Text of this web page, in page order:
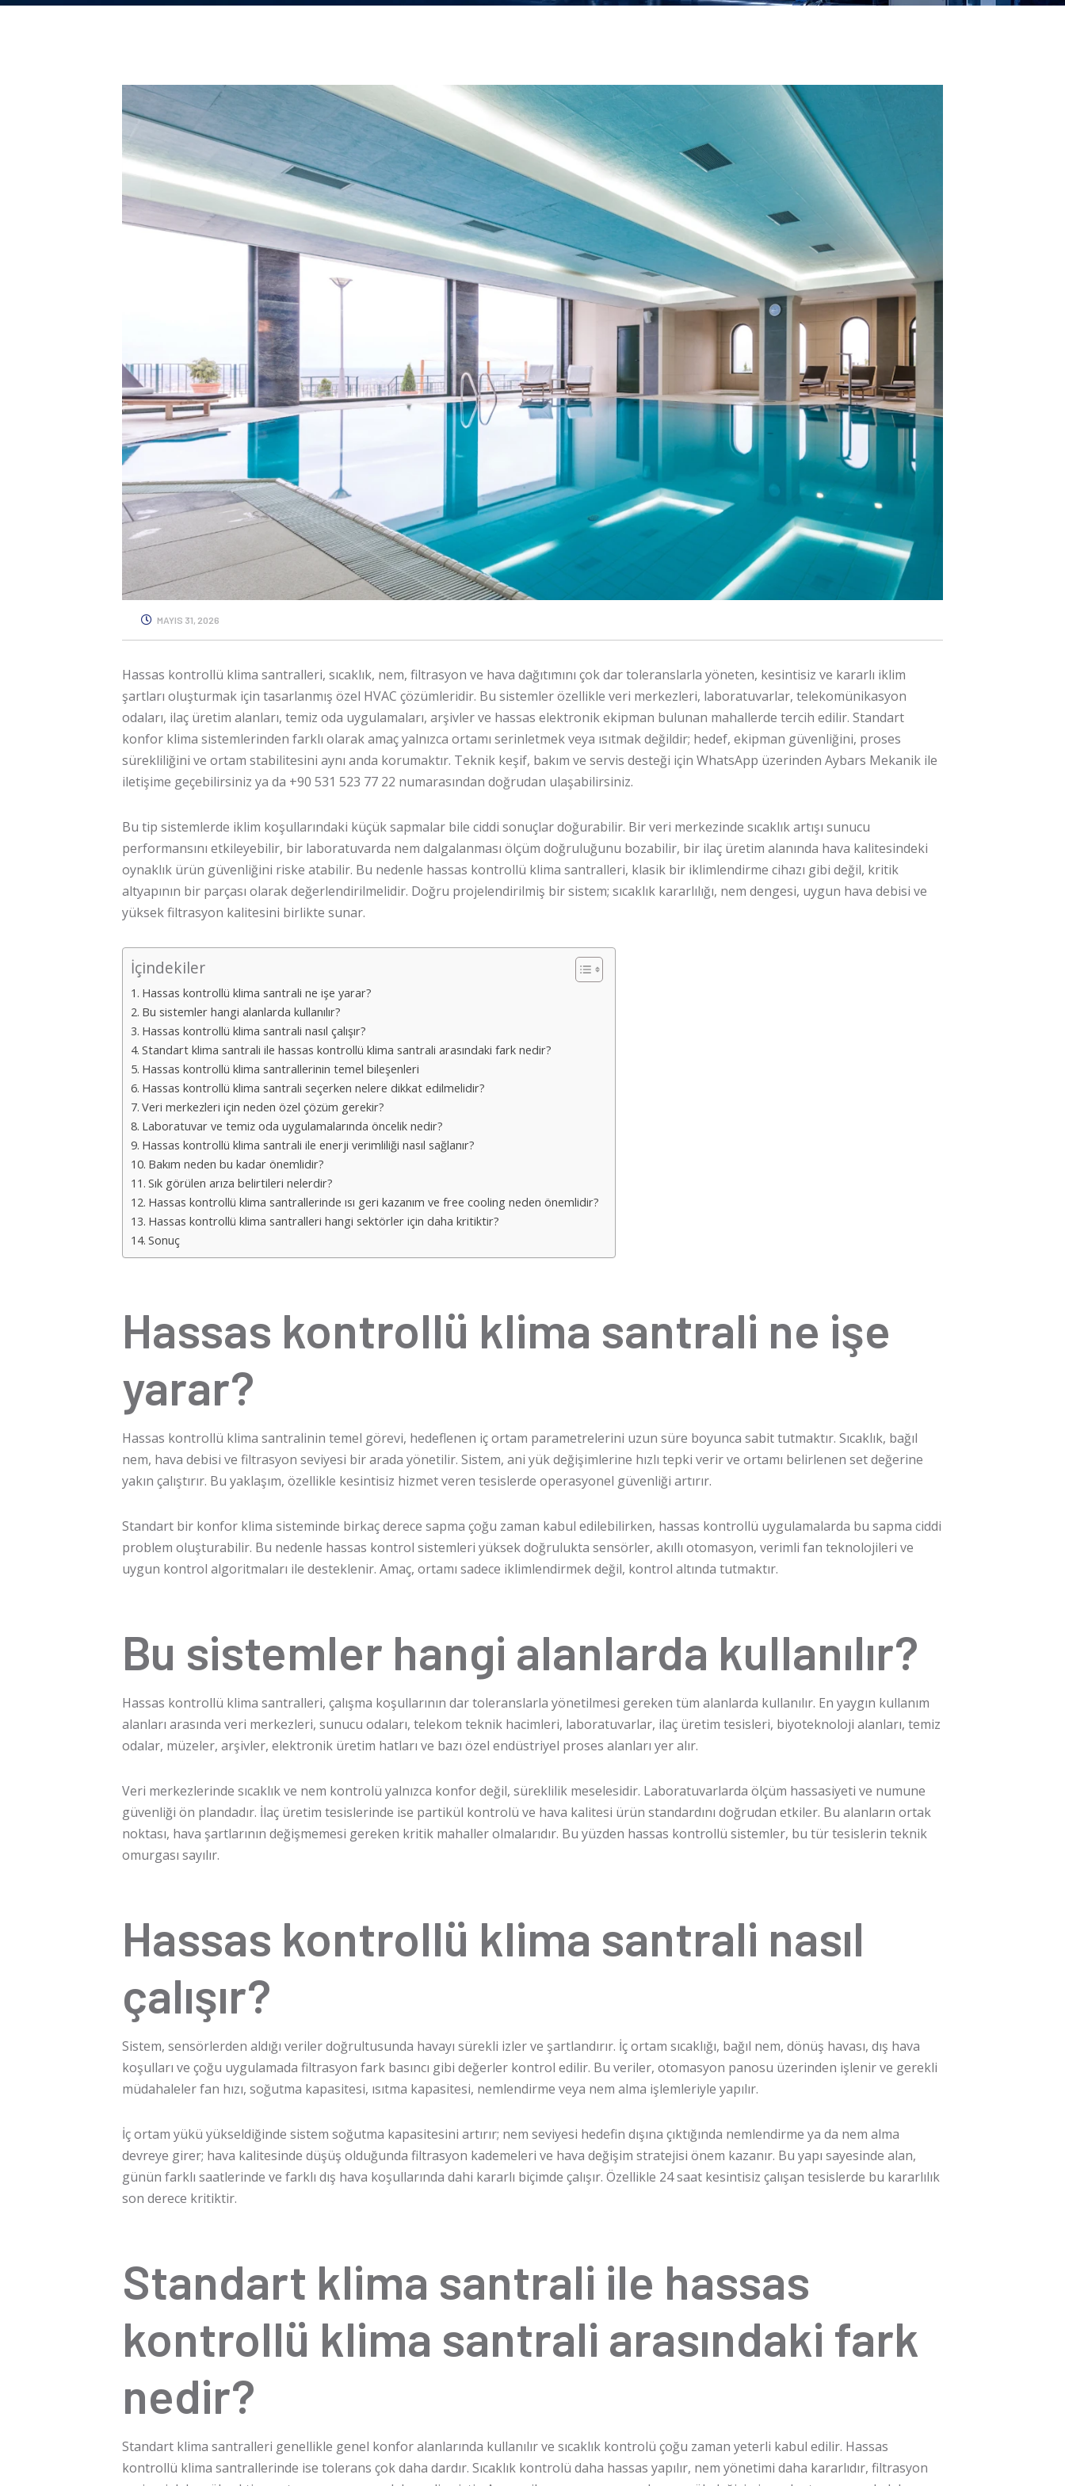
Toshiba VRF Klima Servisi
MAYIS 31, 2026
Hassas kontrollü klima santralleri, sıcaklık, nem, filtrasyon ve hava dağıtımını çok dar toleranslarla yöneten, kesintisiz ve kararlı iklim
şartları oluşturmak için tasarlanmış özel HVAC çözümleridir. Bu sistemler özellikle veri merkezleri, laboratuvarlar, telekomünikasyon
odaları, ilaç üretim alanları, temiz oda uygulamaları, arşivler ve hassas elektronik ekipman bulunan mahallerde tercih edilir. Standart
konfor klima sistemlerinden farklı olarak amaç yalnızca ortamı serinletmek veya ısıtmak değildir; hedef, ekipman güvenliğini, proses
sürekliliğini ve ortam stabilitesini aynı anda korumaktır. Teknik keşif, bakım ve servis desteği için WhatsApp üzerinden Aybars Mekanik ile
iletişime geçebilirsiniz ya da +90 531 523 77 22 numarasından doğrudan ulaşabilirsiniz.
Bu tip sistemlerde iklim koşullarındaki küçük sapmalar bile ciddi sonuçlar doğurabilir. Bir veri merkezinde sıcaklık artışı sunucu
performansını etkileyebilir, bir laboratuvarda nem dalgalanması ölçüm doğruluğunu bozabilir, bir ilaç üretim alanında hava kalitesindeki
oynaklık ürün güvenliğini riske atabilir. Bu nedenle hassas kontrollü klima santralleri, klasik bir iklimlendirme cihazı gibi değil, kritik
altyapının bir parçası olarak değerlendirilmelidir. Doğru projelendirilmiş bir sistem; sıcaklık kararlılığı, nem dengesi, uygun hava debisi ve
yüksek filtrasyon kalitesini birlikte sunar.
İçindekiler
Hassas kontrollü klima santrali ne işe yarar?
Bu sistemler hangi alanlarda kullanılır?
Hassas kontrollü klima santrali nasıl çalışır?
Standart klima santrali ile hassas kontrollü klima santrali arasındaki fark nedir?
Hassas kontrollü klima santrallerinin temel bileşenleri
Hassas kontrollü klima santrali seçerken nelere dikkat edilmelidir?
Veri merkezleri için neden özel çözüm gerekir?
Laboratuvar ve temiz oda uygulamalarında öncelik nedir?
Hassas kontrollü klima santrali ile enerji verimliliği nasıl sağlanır?
Bakım neden bu kadar önemlidir?
Sık görülen arıza belirtileri nelerdir?
Hassas kontrollü klima santrallerinde ısı geri kazanım ve free cooling neden önemlidir?
Hassas kontrollü klima santralleri hangi sektörler için daha kritiktir?
Sonuç
Hassas kontrollü klima santrali ne işe
yarar?
Hassas kontrollü klima santralinin temel görevi, hedeflenen iç ortam parametrelerini uzun süre boyunca sabit tutmaktır. Sıcaklık, bağıl
nem, hava debisi ve filtrasyon seviyesi bir arada yönetilir. Sistem, ani yük değişimlerine hızlı tepki verir ve ortamı belirlenen set değerine
yakın çalıştırır. Bu yaklaşım, özellikle kesintisiz hizmet veren tesislerde operasyonel güvenliği artırır.
Standart bir konfor klima sisteminde birkaç derece sapma çoğu zaman kabul edilebilirken, hassas kontrollü uygulamalarda bu sapma ciddi
problem oluşturabilir. Bu nedenle hassas kontrol sistemleri yüksek doğrulukta sensörler, akıllı otomasyon, verimli fan teknolojileri ve
uygun kontrol algoritmaları ile desteklenir. Amaç, ortamı sadece iklimlendirmek değil, kontrol altında tutmaktır.
Bu sistemler hangi alanlarda kullanılır?
Hassas kontrollü klima santralleri, çalışma koşullarının dar toleranslarla yönetilmesi gereken tüm alanlarda kullanılır. En yaygın kullanım
alanları arasında veri merkezleri, sunucu odaları, telekom teknik hacimleri, laboratuvarlar, ilaç üretim tesisleri, biyoteknoloji alanları, temiz
odalar, müzeler, arşivler, elektronik üretim hatları ve bazı özel endüstriyel proses alanları yer alır.
Veri merkezlerinde sıcaklık ve nem kontrolü yalnızca konfor değil, süreklilik meselesidir. Laboratuvarlarda ölçüm hassasiyeti ve numune
güvenliği ön plandadır. İlaç üretim tesislerinde ise partikül kontrolü ve hava kalitesi ürün standardını doğrudan etkiler. Bu alanların ortak
noktası, hava şartlarının değişmemesi gereken kritik mahaller olmalarıdır. Bu yüzden hassas kontrollü sistemler, bu tür tesislerin teknik
omurgası sayılır.
Hassas kontrollü klima santrali nasıl
çalışır?
Sistem, sensörlerden aldığı veriler doğrultusunda havayı sürekli izler ve şartlandırır. İç ortam sıcaklığı, bağıl nem, dönüş havası, dış hava
koşulları ve çoğu uygulamada filtrasyon fark basıncı gibi değerler kontrol edilir. Bu veriler, otomasyon panosu üzerinden işlenir ve gerekli
müdahaleler fan hızı, soğutma kapasitesi, ısıtma kapasitesi, nemlendirme veya nem alma işlemleriyle yapılır.
İç ortam yükü yükseldiğinde sistem soğutma kapasitesini artırır; nem seviyesi hedefin dışına çıktığında nemlendirme ya da nem alma
devreye girer; hava kalitesinde düşüş olduğunda filtrasyon kademeleri ve hava değişim stratejisi önem kazanır. Bu yapı sayesinde alan,
günün farklı saatlerinde ve farklı dış hava koşullarında dahi kararlı biçimde çalışır. Özellikle 24 saat kesintisiz çalışan tesislerde bu kararlılık
son derece kritiktir.
Standart klima santrali ile hassas
kontrollü klima santrali arasındaki fark
nedir?
Standart klima santralleri genellikle genel konfor alanlarında kullanılır ve sıcaklık kontrolü çoğu zaman yeterli kabul edilir. Hassas
kontrollü klima santrallerinde ise tolerans çok daha dardır. Sıcaklık kontrolü daha hassas yapılır, nem yönetimi daha kararlıdır, filtrasyon